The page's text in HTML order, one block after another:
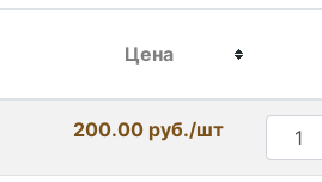
Цена
200.00 руб./шт